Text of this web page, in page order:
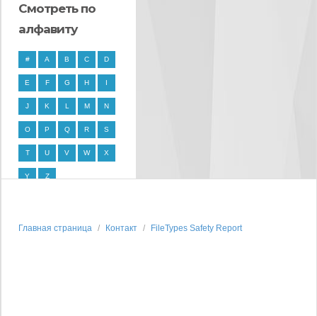
Смотреть по
алфавиту
# A B C D
E F G H I
J K L M N
O P Q R S
T U V W X
Y Z
Главная страница Контакт FileTypes Safety Report